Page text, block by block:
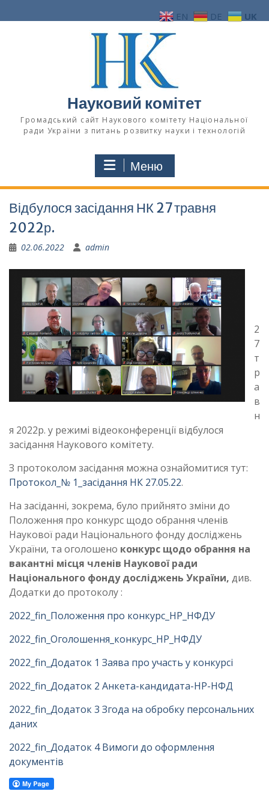
до
Науковий комітет
Громадський сайт Наукового комітету Національної
ради України з питань розвитку науки і технологій
Меню
Відбулося засідання НК 27 травня
2022р.
02.06.2022 admin
2
7
т
р
а
в
н
я 2022р. у режимі відеоконференції відбулося
засідання Наукового комітету.
З протоколом засідання можна ознайомитися тут:
Протокол_№ 1_засідання НК 27.05.22.
На засіданні, зокрема, було прийнято зміни до
Положення про конкурс щодо обрання членів
Наукової ради Національного фонду досліджень
України, та оголошено конкурс щодо обрання на
вакантні місця членів Наукової ради
Національного фонду досліджень України, див.
Додатки до протоколу :
2022_fin_Положення про конкурс_НР_НФДУ
2022_fin_Оголошення_конкурс_НР_НФДУ
2022_fin_Додаток 1 Заява про участь у конкурсі
2022_fin_Додаток 2 Анкета-кандидата-НР-НФД
2022_fin_Додаток 3 Згода на обробку персональних
даних
2022_fin_Додаток 4 Вимоги до оформлення
документів
EN DE UK